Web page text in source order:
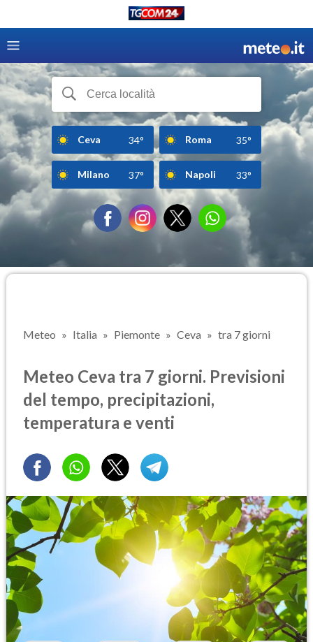
Ceva 34° Roma 35°
Milano 37° Napoli 33°
Meteo Italia Piemonte Ceva tra 7 giorni
Meteo Ceva tra 7 giorni. Previsioni
del tempo, precipitazioni,
temperatura e venti